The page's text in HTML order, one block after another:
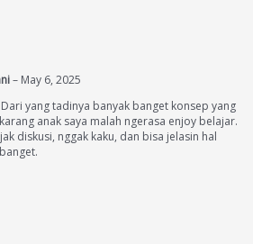
– May 6, 2025
yang tadinya banyak banget konsep yang
anak saya malah ngerasa enjoy belajar.
diskusi, nggak kaku, dan bisa jelasin hal